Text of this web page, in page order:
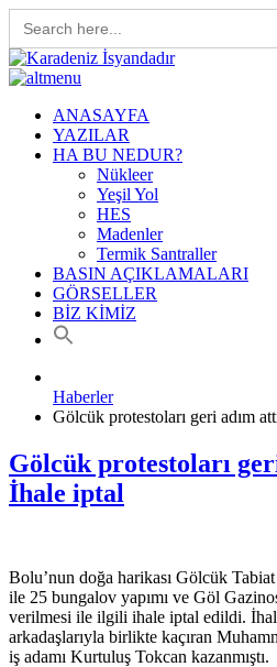
Search
for:
ANASAYFA
YAZILAR
HA BU NEDUR?
Nükleer
Yeşil Yol
HES
Madenler
Termik Santraller
BASIN AÇIKLAMALARI
GÖRSELLER
BİZ KİMİZ
Haberler
Gölcük protestoları geri adım
Gölcük protestoları
İhale iptal
Bolu’nun doğa harikası Gölcük Tabiat
ile 25 bungalov yapımı ve Göl
verilmesi ile ilgili ihale iptal edildi.
arkadaşlarıyla birlikte kaçıran
iş adamı Kurtuluş Tokcan kazanmıştı.